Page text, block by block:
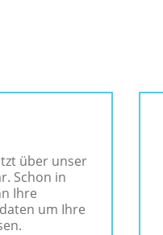
über unser
Schon in
Ihre
um Ihre